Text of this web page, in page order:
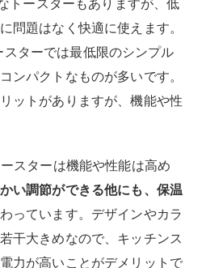
トースターもありますが、低
問題はなく快適に使えます。
ターでは最低限のシンプル
ンパクトなものが多いです。
ットがありますが、機能や性
スターは機能や性能は高め
い調節ができる他にも、保温
っています。デザインやカラ
干大きめなので、キッチンス
力が高いことがデメリットで